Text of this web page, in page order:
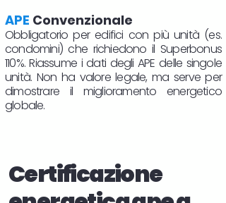
APE Convenzionale
Obbligatorio per edifici con più unità (es.
condomini) che richiedono il Superbonus
110%. Riassume i dati degli APE delle singole
unità. Non ha valore legale, ma serve per
dimostrare il miglioramento energetico
globale.
Certificazione